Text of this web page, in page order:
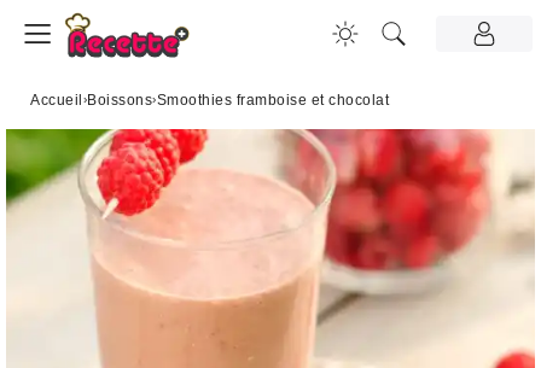
Accueil ›Boissons›Smoothies framboise et chocolat